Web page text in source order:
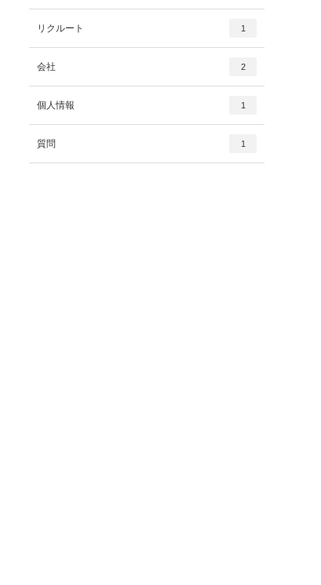
リクルート 1
会社 2
個人情報 1
質問 1